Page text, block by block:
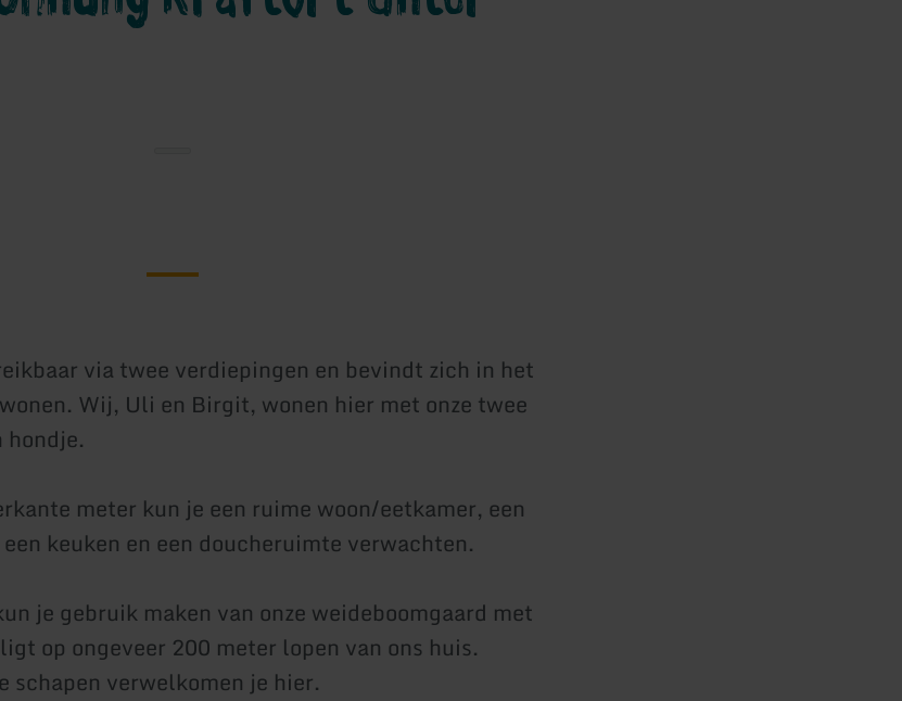
via twee verdiepingen en bevindt zich in het
Wij, Uli en Birgit, wonen hier met onze twee
meter kun je een ruime woon/eetkamer, een
keuken en een doucheruimte verwachten.
je gebruik maken van onze weideboomgaard met
op ongeveer 200 meter lopen van ons huis.
schapen verwelkomen je hier.